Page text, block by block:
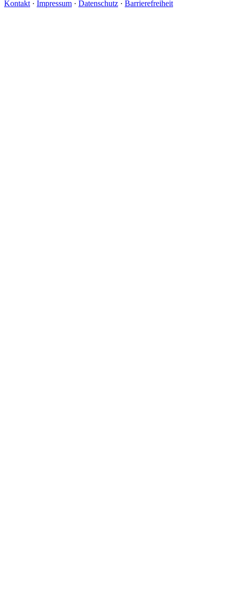
Kontakt · Impressum · Datenschutz · Barrierefreiheit